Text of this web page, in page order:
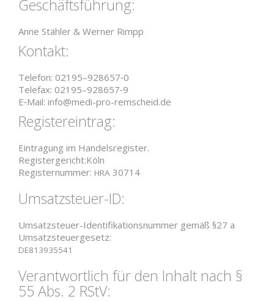
Geschäfts­führung:
Anne Stähler & Werner Rimpp
Kontakt:
Telefon: 02195–928657‑0
Telefax: 02195–928657‑9
E‑Mail: info@medi-pro-remscheid.de
Regis­ter­eintrag:
Ein­tragung im Handelsregister.
Registergericht:Köln
Regis­ter­nummer: HRA 30714
Umsatz­steuer-ID:
Umsatz­steuer-Iden­ti­fi­ka­ti­ons­nummer gemäß §27 a
Umsatzsteuergesetz:
DE813935541
Ver­ant­wortlich für den Inhalt nach §
55 Abs. 2 RStV: